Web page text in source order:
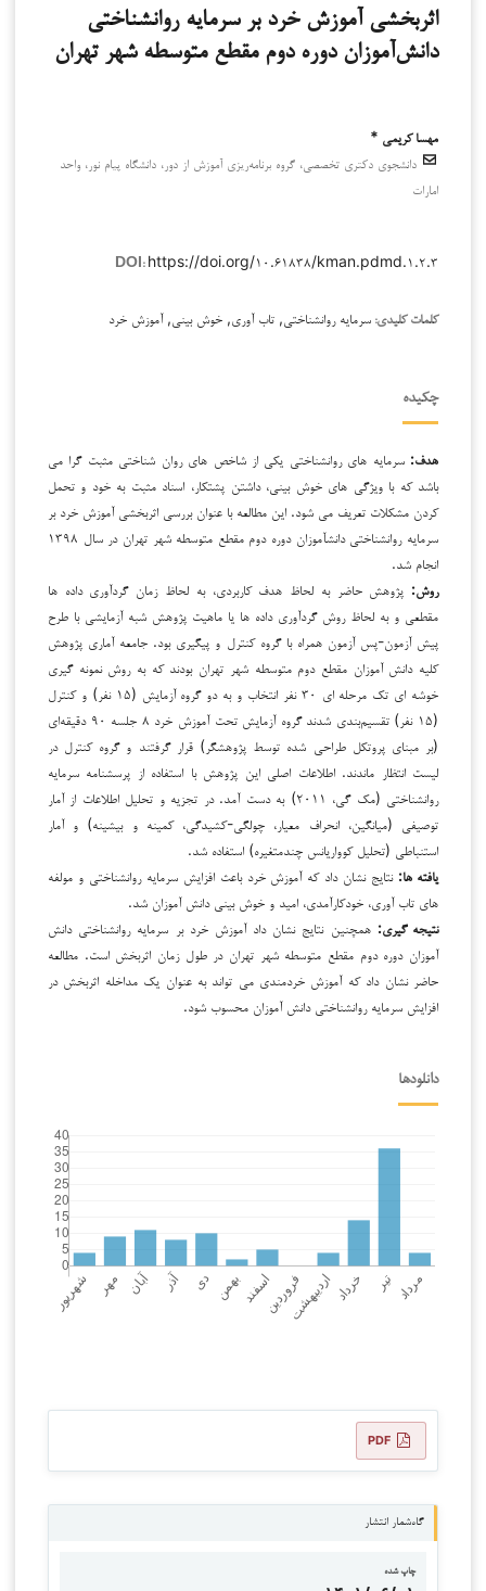
اثربخشی آموزش خرد بر سرمایه روانشناختی
دانش‌آموزان دوره دوم مقطع متوسطه شهر تهران
مهسا کریمی *
دانشجوی دکتری تخصصی، گروه برنامه‌ریزی آموزش از دور، دانشگاه پیام نور، واحد
امارات
DOI: https://doi.org/۱۰.۶۱۸۳۸/kman.pdmd.۱.۲.۳
کلمات کلیدی: سرمایه روانشناختی, تاب آوری, خوش بینی, آموزش خرد
چکیده
هدف: سرمایه های روانشناختی یکی از شاخص های روان شناختی مثبت گرا می
باشد که با ویژگی های خوش بینی، داشتن پشتکار، اسناد مثبت به خود و تحمل
کردن مشکلات تعریف می شود. این مطالعه با عنوان بررسی اثربخشی آموزش خرد بر
سرمایه روانشناختی دانش­آموزان دوره دوم مقطع متوسطه شهر تهران در سال ۱۳۹۸
انجام شد.
روش: پژوهش حاضر به لحاظ هدف کاربردی، به لحاظ زمان گردآوری داده ها
مقطعی و به لحاظ روش گردآوری داده ها یا ماهیت پژوهش شبه آزمایشی با طرح
پیش آزمون-پس آزمون همراه با گروه کنترل و پیگیری بود. جامعه آماری پژوهش
کلیه دانش آموزان مقطع دوم متوسطه شهر تهران بودند که به روش نمونه گیری
خوشه ای تک مرحله ای ۳۰ نفر انتخاب و به دو گروه آزمایش (۱۵ نفر) و کنترل
(۱۵ نفر) تقسیم‌بندی شدند گروه آزمایش تحت آموزش خرد ۸ جلسه ۹۰ دقیقه‌ای
(بر مبنای پروتکل طراحی شده توسط پژوهشگر) قرار گرفتند و گروه کنترل در
لیست انتظار ماندند. اطلاعات اصلی این پژوهش با استفاده از پرسشنامه سرمایه
روانشناختی (مک گی، ۲۰۱۱) به دست آمد. در تجزیه و تحلیل اطلاعات از آمار
توصیفی (میانگین، انحراف معیار، چولگی-کشیدگی، کمینه و بیشینه) و آمار
استنباطی (تحلیل کوواریانس چندمتغیره) استفاده شد.
یافته ها: نتایج نشان داد که آموزش خرد باعث افزایش سرمایه روانشناختی و مولفه
های تاب آوری، خودکارآمدی، امید و خوش بینی دانش آموزان شد.
نتیجه گیری: همچنین نتایج نشان داد آموزش خرد بر سرمایه روانشناختی دانش
آموزان دوره دوم مقطع متوسطه شهر تهران در طول زمان اثربخش است. مطالعه
حاضر نشان داد که آموزش خردمندی می تواند به عنوان یک مداخله اثربخش در
افزایش سرمایه روانشناختی دانش آموزان محسوب شود.
دانلودها
PDF
گاه‌شمار انتشار
چاپ شده